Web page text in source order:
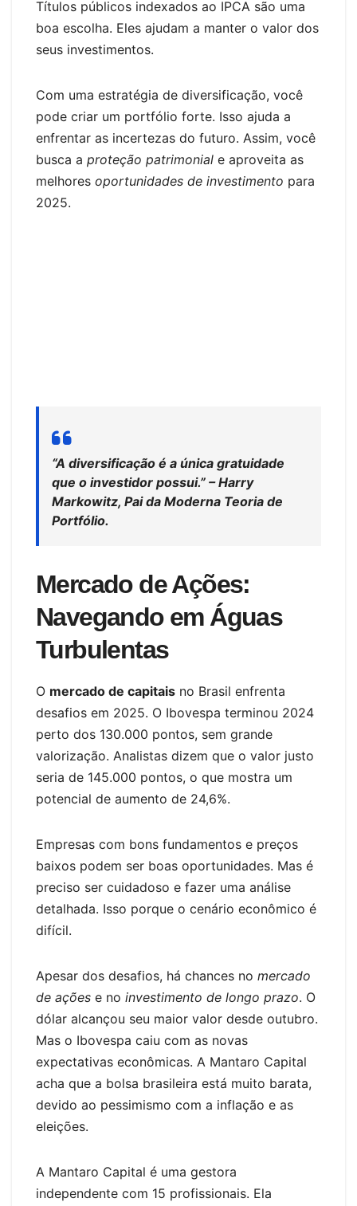
Títulos públicos indexados ao IPCA são uma
boa escolha. Eles ajudam a manter o valor dos
seus investimentos.
Com uma estratégia de diversificação, você
pode criar um portfólio forte. Isso ajuda a
enfrentar as incertezas do futuro. Assim, você
busca a proteção patrimonial e aproveita as
melhores oportunidades de investimento para
2025.
“A diversificação é a única gratuidade
que o investidor possui.” – Harry
Markowitz, Pai da Moderna Teoria de
Portfólio.
Mercado de Ações:
Navegando em Águas
Turbulentas
O mercado de capitais no Brasil enfrenta
desafios em 2025. O Ibovespa terminou 2024
perto dos 130.000 pontos, sem grande
valorização. Analistas dizem que o valor justo
seria de 145.000 pontos, o que mostra um
potencial de aumento de 24,6%.
Empresas com bons fundamentos e preços
baixos podem ser boas oportunidades. Mas é
preciso ser cuidadoso e fazer uma análise
detalhada. Isso porque o cenário econômico é
difícil.
Apesar dos desafios, há chances no mercado
de ações e no investimento de longo prazo. O
dólar alcançou seu maior valor desde outubro.
Mas o Ibovespa caiu com as novas
expectativas econômicas. A Mantaro Capital
acha que a bolsa brasileira está muito barata,
devido ao pessimismo com a inflação e as
eleições.
A Mantaro Capital é uma gestora
independente com 15 profissionais. Ela